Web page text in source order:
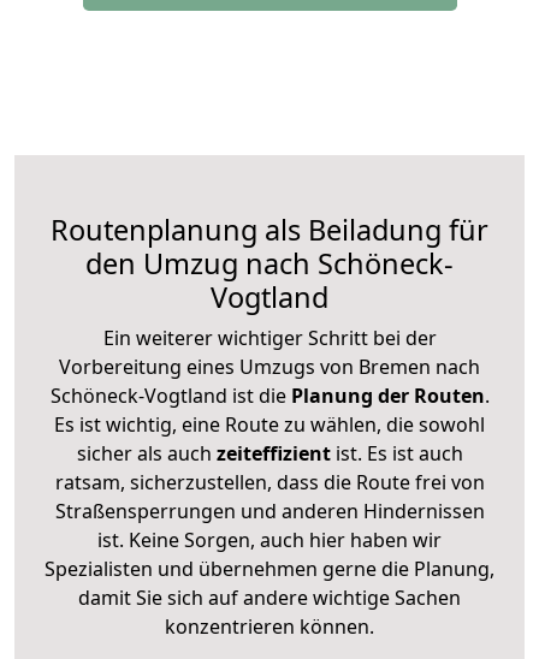
Routenplanung als Beiladung für
den Umzug nach Schöneck-
Vogtland
Ein weiterer wichtiger Schritt bei der
Vorbereitung eines Umzugs von Bremen nach
Schöneck-Vogtland ist diePlanung der Routen.
Es ist wichtig, eine Route zu wählen, die sowohl
sicher als auch zeiteffizientist. Es ist auch
ratsam, sicherzustellen, dass die Route frei von
Straßensperrungen und anderen Hindernissen
ist. Keine Sorgen, auch hier haben wir
Spezialisten und übernehmen gerne die Planung,
damit Sie sich auf andere wichtige Sachen
konzentrieren können.